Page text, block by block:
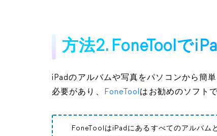
方法2. FoneToolで
iPadのアルバムや写真をパソコンから簡
必要があり、
FoneTool はお勧めのソフトで
FoneToolはiPadにあるすべてのアルバム